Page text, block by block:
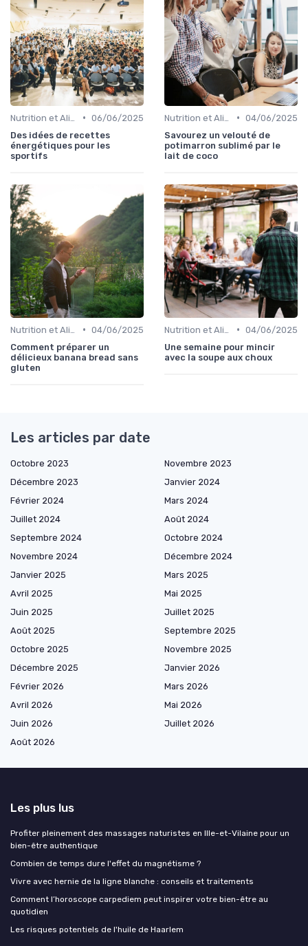
• 06/06/2025
Des idées de recettes
énergétiques pour les
sportifs
• 04/06/2025
Savourez un velouté de
potimarron sublimé par le
lait de coco
• 04/06/2025
Comment préparer un
délicieux banana bread sans
gluten
• 04/06/2025
Une semaine pour mincir
avec la soupe aux choux
Les articles par date
Octobre 2023
Novembre 2023
Décembre 2023
Janvier 2024
Février 2024
Mars 2024
Juillet 2024
Août 2024
Septembre 2024
Octobre 2024
Novembre 2024
Décembre 2024
Janvier 2025
Mars 2025
Avril 2025
Mai 2025
Juin 2025
Juillet 2025
Août 2025
Septembre 2025
Octobre 2025
Novembre 2025
Décembre 2025
Janvier 2026
Février 2026
Mars 2026
Avril 2026
Mai 2026
Juin 2026
Juillet 2026
Août 2026
Les plus lus
Profiter pleinement des massages naturistes en Ille-et-Vilaine pour un
bien-être authentique
Combien de temps dure l'effet du magnétisme ?
Vivre avec hernie de la ligne blanche : conseils et traitements
Comment l’horoscope carpediem peut inspirer votre bien-être au
quotidien
Les risques potentiels de l'huile de Haarlem